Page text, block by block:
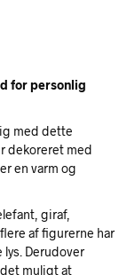
for personlig
med dette
dekoreret med
en varm og
giraf,
af figurerne har
lys. Derudover
muligt at